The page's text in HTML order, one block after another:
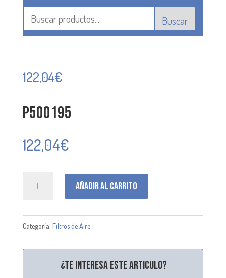
Buscar
122,04€
P500195
122,04€
Añadir al carrito
Categoría: Filtros de Aire
¿Te interesa este articulo?